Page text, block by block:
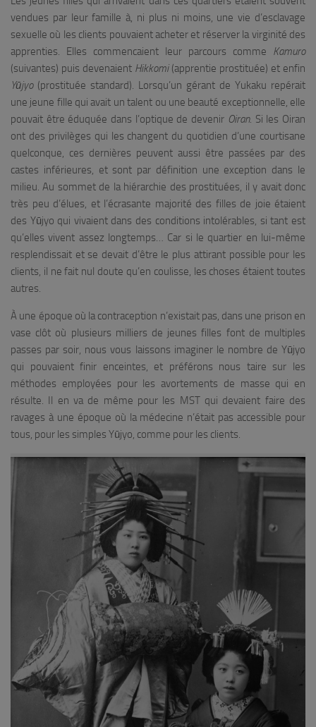
vendues par leur famille à, ni plus ni moins, une vie d’esclavage
sexuelle où les clients pouvaient acheter et réserver la virginité des
apprenties. Elles commencaient leur parcours comme Kamuro
(suivantes) puis devenaient Hikkomi(apprentie prostituée) et enfin
Yūjyo(prostituée standard). Lorsqu’un gérant de Yukaku repérait
une jeune fille qui avait un talent ou une beauté exceptionnelle, elle
pouvait être éduquée dans l’optique de devenir Oiran. Si les Oiran
ont des privilèges qui les changent du quotidien d’une courtisane
quelconque, ces dernières peuvent aussi être passées par des
castes inférieures, et sont par définition une exception dans le
milieu. Au sommet de la hiérarchie des prostituées, il y avait donc
très peu d’élues, et l’écrasante majorité des filles de joie étaient
des Yūjyo qui vivaient dans des conditions intolérables, si tant est
qu’elles vivent assez longtemps… Car si le quartier en lui-même
resplendissait et se devait d’être le plus attirant possible pour les
clients, il ne fait nul doute qu’en coulisse, les choses étaient toutes
autres.
À une époque où la contraception n’existait pas, dans une prison en
vase clôt où plusieurs milliers de jeunes filles font de multiples
passes par soir, nous vous laissons imaginer le nombre de Yūjyo
qui pouvaient finir enceintes, et préférons nous taire sur les
méthodes employées pour les avortements de masse qui en
résulte. Il en va de même pour les MST qui devaient faire des
ravages à une époque où la médecine n’était pas accessible pour
tous, pour les simples Yūjyo, comme pour les clients.